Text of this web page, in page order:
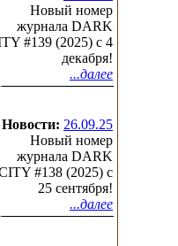
Новый номер
журнала DARK
#139 (2025) c 4
декабря!
...далее
Новости: 26.09.25
Новый номер
журнала DARK
#138 (2025) c
25 сентября!
...далее